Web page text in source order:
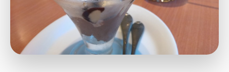
ニュース オーディオ 周辺機器